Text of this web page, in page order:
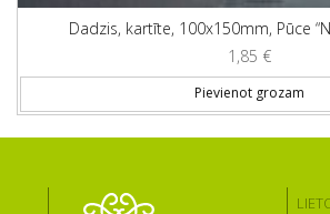
Dadzis, kartīte, 100x150mm, Pūce
1,85 €
Pievienot grozam